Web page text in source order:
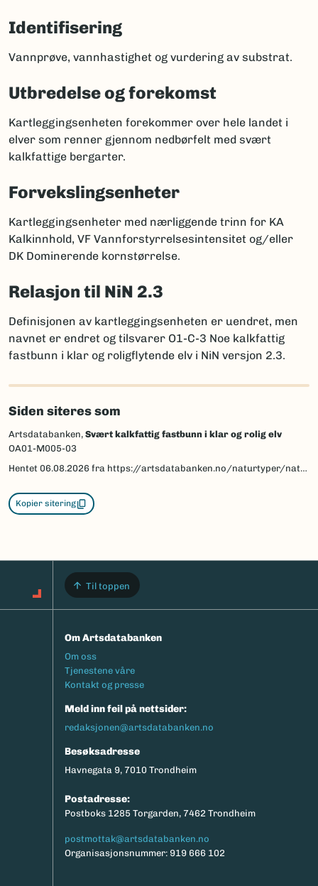
Identifisering
Vannprøve, vannhastighet og vurdering av substrat.
Utbredelse og forekomst
Kartleggingsenheten forekommer over hele landet i
elver som renner gjennom nedbørfelt med svært
kalkfattige bergarter.
Forvekslingsenheter
Kartleggingsenheter med nærliggende trinn for KA
Kalkinnhold, VF Vannforstyrrelsesintensitet og/eller
DK Dominerende kornstørrelse.
Relasjon til NiN 2.3
Definisjonen av kartleggingsenheten er uendret, men
navnet er endret og tilsvarer O1-C-3 Noe kalkfattig
fastbunn i klar og roligflytende elv i NiN versjon 2.3.
Siden siteres som
Artsdatabanken, Svært kalkfattig fastbunn i klar og rolig elv
OA01-M005-03
Hentet 06.08.2026 fra https://artsdatabanken.no/naturtyper/natur-i-norge/NiN-3.0-T-C-PE-NA-MB-OA01-M005-03/beskrivelse
Kopier sitering
Til toppen
Om Artsdatabanken
Footermeny
Om oss
Tjenestene våre
Kontakt og presse
Meld inn feil på nettsider:
redaksjonen@artsdatabanken.no
Besøksadresse
Havnegata 9, 7010 Trondheim
Postadresse:
Postboks 1285 Torgarden, 7462 Trondheim
postmottak@artsdatabanken.no
Organisasjonsnummer: 919 666 102